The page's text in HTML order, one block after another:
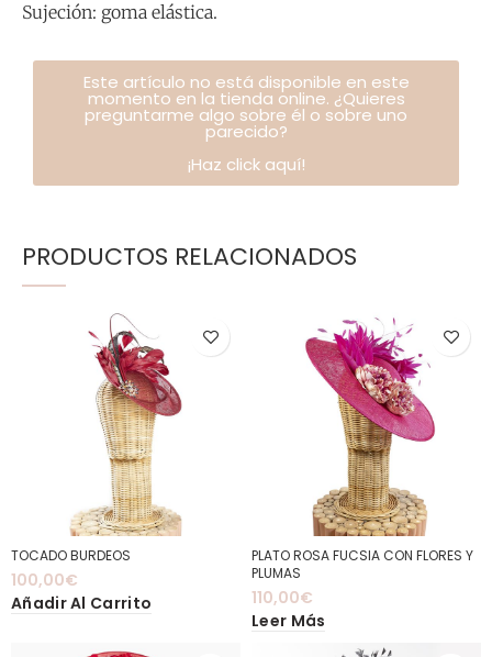
Sujeción: goma elástica.
Este artículo no está disponible en este
momento en la tienda online. ¿Quieres
preguntarme algo sobre él o sobre uno
parecido?
¡Haz click aquí!
PRODUCTOS RELACIONADOS
TOCADO BURDEOS
100,00€
Añadir Al Carrito
PLATO ROSA FUCSIA CON FLORES Y
PLUMAS
110,00€
Leer Más